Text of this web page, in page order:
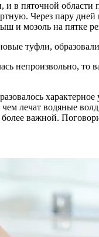
и в пяточной
Через пару
и мозоль на пятке
туфли,
непроизвольно, то
лечат водяные
важной.